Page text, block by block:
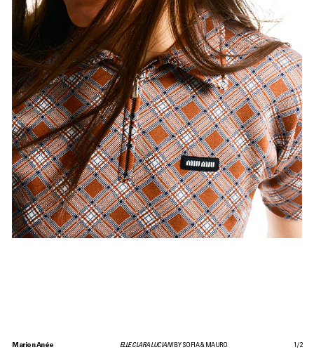
Marion Anée ELLE CLARA LUCIANIBY SOFIA & MAURO 1 /2